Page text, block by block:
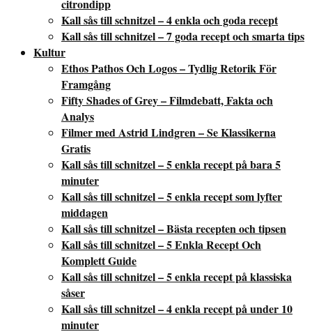
citrondipp
Kall sås till schnitzel – 4 enkla och goda recept
Kall sås till schnitzel – 7 goda recept och smarta tips
Kultur
Ethos Pathos Och Logos – Tydlig Retorik För
Framgång
Fifty Shades of Grey – Filmdebatt, Fakta och
Analys
Filmer med Astrid Lindgren – Se Klassikerna
Gratis
Kall sås till schnitzel – 5 enkla recept på bara 5
minuter
Kall sås till schnitzel – 5 enkla recept som lyfter
middagen
Kall sås till schnitzel – Bästa recepten och tipsen
Kall sås till schnitzel – 5 Enkla Recept Och
Komplett Guide
Kall sås till schnitzel – 5 enkla recept på klassiska
såser
Kall sås till schnitzel – 4 enkla recept på under 10
minuter